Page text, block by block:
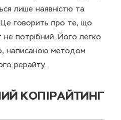
лише наявністю та
Це говорить про те, що
не потрібний. Його легко
написаною методом
рерайту.
КОПІРАЙТИНГ